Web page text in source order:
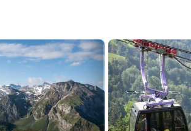
für stille Plätze in der Natur.
ist das Ächerli mit Blick auf
kommst du zur Ruhe und tankst
beliebt sind Wanderungen zu
Alpen mit typischer Nidwaldner